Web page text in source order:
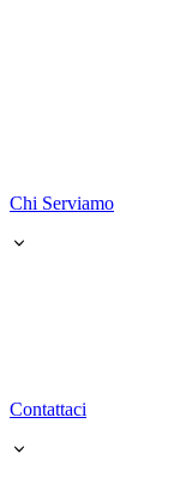
Chi Serviamo
Contattaci